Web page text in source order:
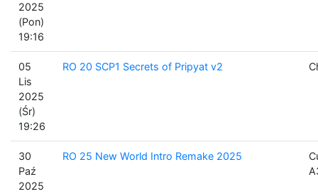
2025
(Pon)
19:16
05
Lis
2025
(Śr)
19:26
RO 20 SCP1 Secrets of Pripyat v2
30
Paź
2025
RO 25 New World Intro Remake 2025